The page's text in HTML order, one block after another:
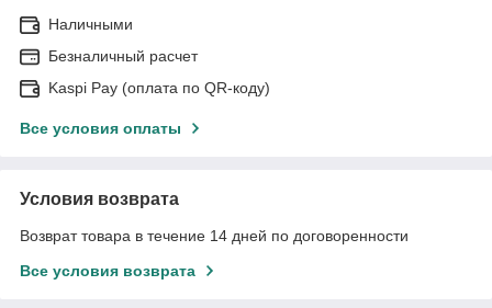
Наличными
Безналичный расчет
Kaspi Pay (оплата по QR-коду)
Все условия оплаты
Условия возврата
Возврат товара в течение 14 дней по договоренности
Все условия возврата